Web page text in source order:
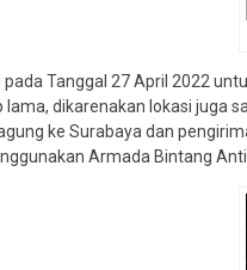
Tanggal 27 April 2022
lama, dikarenakan lokasi juga
ke Surabaya dan
Armada Bintang